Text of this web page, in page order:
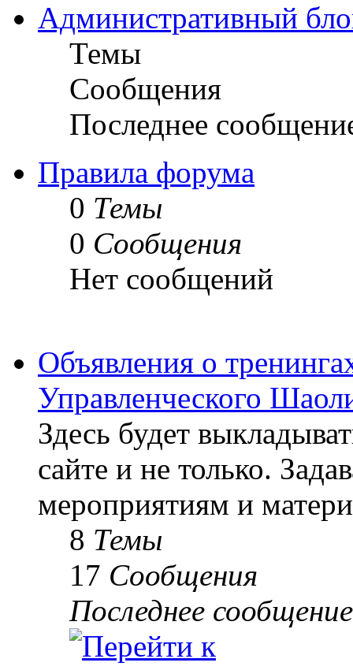
Административный
Темы
Сообщения
Последнее
Правила форума
0 Темы
0 Сообщения
Нет сообщений
Объявления о
Управленческого
Здесь будет
сайте и не только.
мероприятиям и
8 Темы
17 Сообщения
Последнее сообщение